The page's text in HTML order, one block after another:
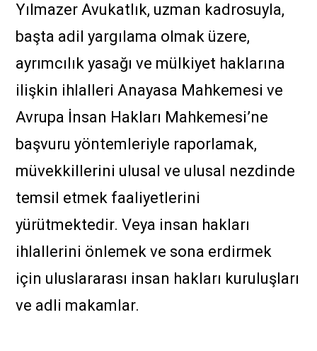
Yılmazer Avukatlık, uzman kadrosuyla,
başta adil yargılama olmak üzere,
ayrımcılıkyasağı ve mülkiyet haklarına
ilişkin ihlalleri Anayasa Mahkemesi ve
Avrupa İnsan Hakları Mahkemesi’ne
başvuru yöntemleriyle raporlamak,
müvekkillerini ulusal ve ulusal nezdinde
temsil etmek faaliyetlerini
yürütmektedir.Veya insan hakları
ihlallerini önlemek ve sona erdirmek
için uluslararası insan hakları kuruluşları
ve adli makamlar.